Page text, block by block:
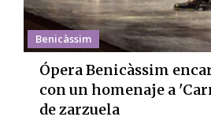
Benicàssim
Ópera Benicàssim
con un homenaje a
de zarzuela